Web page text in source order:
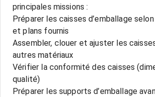
principales missions :
Préparer les caisses d’emballage
et plans fournis
Assembler, clouer et ajuster les
autres matériaux
Vérifier la conformité des caisses
qualité)
Préparer les supports d’emballage